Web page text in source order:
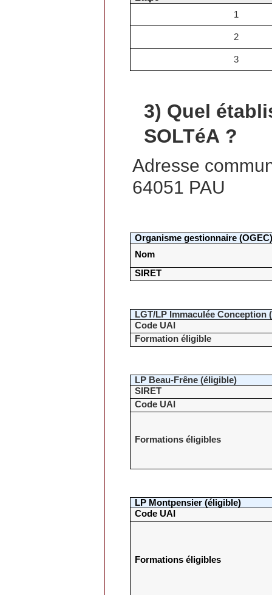
1
2
3
3) Quel
SOLTéA ?
Adresse
64051 PAU
Organisme gestionnaire
Nom
SIRET
LGT/LP Immaculée Conception
Code UAI
Formation éligible
LP Beau-Frêne (éligible)
SIRET
Code UAI
Formations éligibles
LP Montpensier (éligible)
Code UAI
Formations éligibles